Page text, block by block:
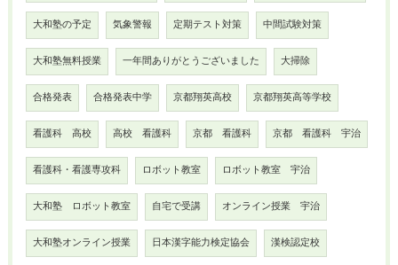
大和塾の予定 気象警報 定期テスト対策 中間試験対策
大和塾無料授業 一年間ありがとうございました 大掃除
合格発表 合格発表中学 京都翔英高校 京都翔英高等学校
看護科 高校 高校 看護科 京都 看護科 京都 看護科 宇治
看護科・看護専攻科 ロボット教室 ロボット教室 宇治
大和塾 ロボット教室 自宅で受講 オンライン授業 宇治
大和塾オンライン授業 日本漢字能力検定協会 漢検認定校